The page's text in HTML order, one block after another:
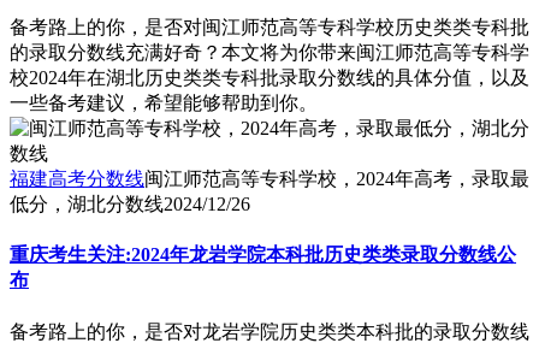
备考路上的你，是否对闽江师范高等专科学校历史类类专科批
的录取分数线充满好奇？本文将为你带来闽江师范高等专科学
校2024年在湖北历史类类专科批录取分数线的具体分值，以及
一些备考建议，希望能够帮助到你。
福建高考分数线闽江师范高等专科学校，2024年高考，录取最
低分，湖北分数线2024/12/26
重庆考生关注:2024年龙岩学院本科批历史类类录取分数线公
布
备考路上的你，是否对龙岩学院历史类类本科批的录取分数线